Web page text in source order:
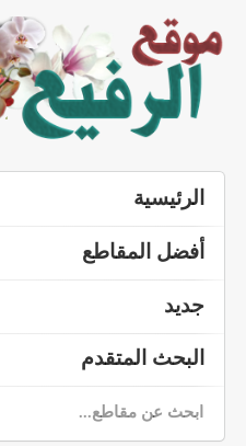
الرئيسية
أفضل المقاطع
جديد
البحث المتقدم